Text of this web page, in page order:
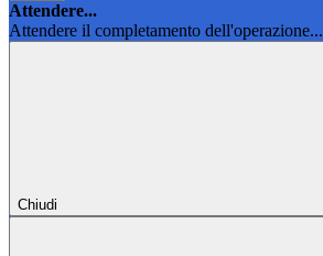
Attendere...
Attendere il completamento dell'operazione...
Chiudi